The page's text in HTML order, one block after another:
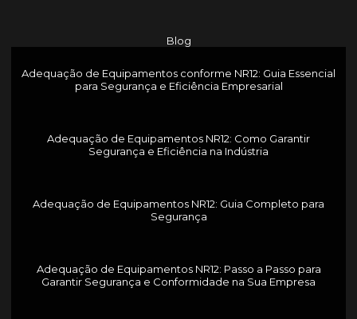
Blog
Adequação de Equipamentos conforme NR12: Guia Essencial
para Segurança e Eficiência Empresarial
Adequação de Equipamentos NR12: Como Garantir
Segurança e Eficiência na Indústria
Adequação de Equipamentos NR12: Guia Completo para
Segurança
Adequação de Equipamentos NR12: Passo a Passo para
Garantir Segurança e Conformidade na Sua Empresa